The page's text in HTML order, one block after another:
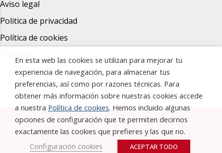
Aviso legal
Politica de privacidad
Política de cookies
En esta web las cookies se utilizan para mejorar tu
experiencia de navegación, para almacenar tus
preferencias, así como por razones técnicas. Para
obtener más información sobre nuestras cookies accede
a nuestra Política de cookies. Hemos incluido algunas
opciones de configuración que te permiten decirnos
exactamente las cookies que prefieres y las que no.
Configuración cookies
ACEPTAR TODO